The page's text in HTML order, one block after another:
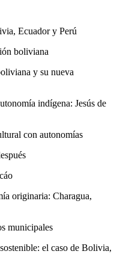
Ecuador y Perú
boliviana
y su nueva
indígena: Jesús de
con autonomías
originaria: Charagua,
municipales
el caso de Bolivia,